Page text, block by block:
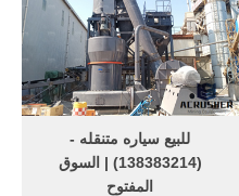
للبيع سياره متنقله -
(138383214) | السوق
المفتوح